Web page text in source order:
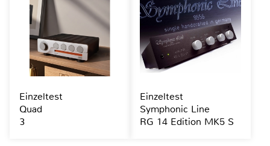
Einzeltest
Quad
3
Einzeltest
Symphonic Line
RG 14 Edition MK5 S